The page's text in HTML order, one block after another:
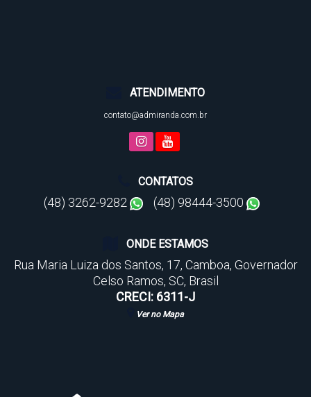
ATENDIMENTO
contato@admiranda.com.br
CONTATOS
(48) 3262-9282 (48) 98444-3500
ONDE ESTAMOS
Rua Maria Luiza dos Santos, 17, Camboa, Governador
Celso Ramos, SC, Brasil
CRECI: 6311-J
Ver no Mapa